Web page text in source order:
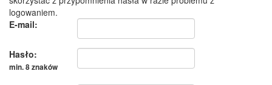
logowaniem.
E-mail:
Hasło:
min. 8 znaków